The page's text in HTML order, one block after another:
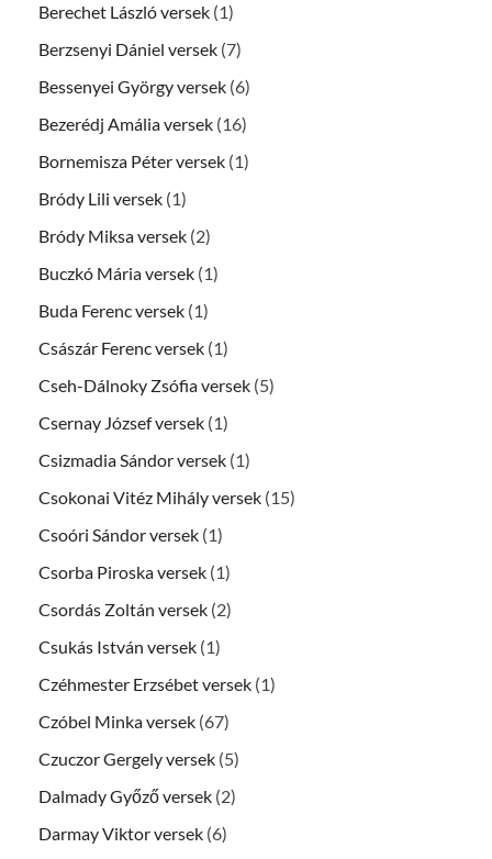
Berechet László versek (1)
Berzsenyi Dániel versek (7)
Bessenyei György versek (6)
Bezerédj Amália versek (16)
Bornemisza Péter versek (1)
Bródy Lili versek (1)
Bródy Miksa versek (2)
Buczkó Mária versek (1)
Buda Ferenc versek (1)
Császár Ferenc versek (1)
Cseh-Dálnoky Zsófia versek (5)
Csernay József versek (1)
Csizmadia Sándor versek (1)
Csokonai Vitéz Mihály versek (15)
Csoóri Sándor versek (1)
Csorba Piroska versek (1)
Csordás Zoltán versek (2)
Csukás István versek (1)
Czéhmester Erzsébet versek (1)
Czóbel Minka versek (67)
Czuczor Gergely versek (5)
Dalmady Győző versek (2)
Darmay Viktor versek (6)